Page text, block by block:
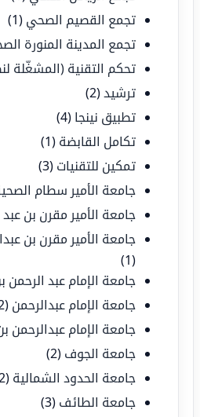
تجمع القصيم الصحي (1)
تجمع المدينة المنورة
تحكم التقنية (المشغّلة
ترشيد(2)
تطبيق نينجا (4)
تكامل القابضة (1)
تمكين للتقنيات (3)
جامعة الأمير سطام
جامعة الأمير مقرن بن عبد
جامعة الأمير مقرن بن
(1)
جامعة الإمام عبد
جامعة الإمام عبدالرحمن (2)
جامعة الإمام عبدالرحمن
جامعة الجوف (2)
جامعة الحدود الشمالية (2)
جامعة الطائف (3)